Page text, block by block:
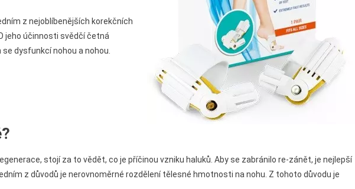
z nejoblíbenějších korekčních
jeho účinnosti svědčí četná
dysfunkcí nohou a nohou.
stojí za to vědět, co je příčinou vzniku haluků. Aby se zabránilo re-zánět, je nejlepší
z důvodů je nerovnoměrné rozdělení tělesné hmotnosti na nohu. Z tohoto důvodu je